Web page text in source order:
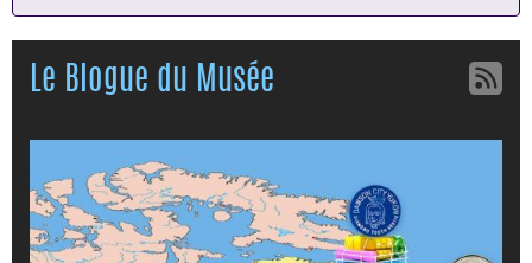
Le Blogue du Musée